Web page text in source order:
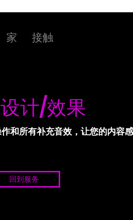
家 接触
计/效果
和所有补充音效，让您的内容感
回到服务